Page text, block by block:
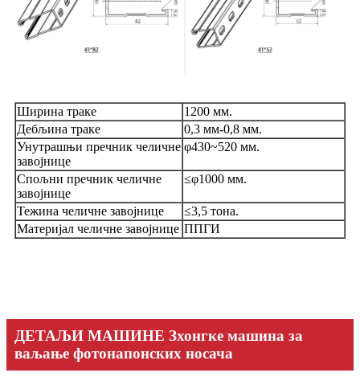
Ширина траке
1200 мм.
Дебљина траке
0,3 мм-0,8 мм.
Унутрашњи пречник челичне
завојнице
φ430~520 мм.
Спољни пречник челичне
завојнице
≤φ1000 мм.
Тежина челичне завојнице
≤3,5 тона.
Материјал челичне завојнице ППГИ
ДЕТАЉИ МАШИНЕ Зхонгке машина за
ваљање фотонапонских носача